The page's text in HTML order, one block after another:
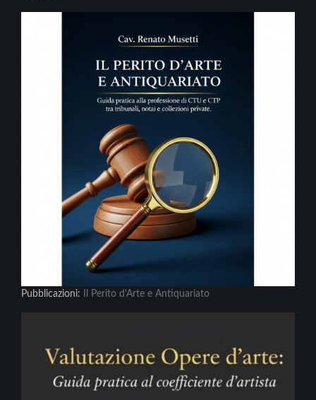
Pubblicazioni: Il Perito d'Arte e Antiquariato